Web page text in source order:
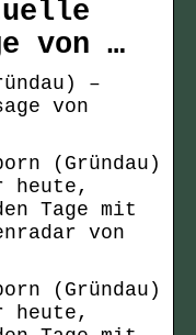
von …
–
von
(Gründau)
heute,
Tage mit
von
(Gründau)
heute,